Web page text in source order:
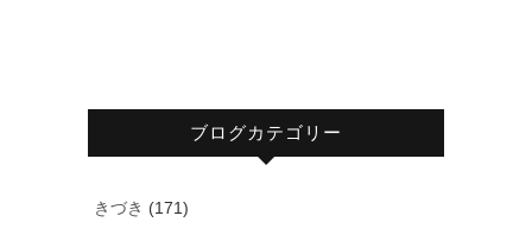
ブログカテゴリー
きづき (171)